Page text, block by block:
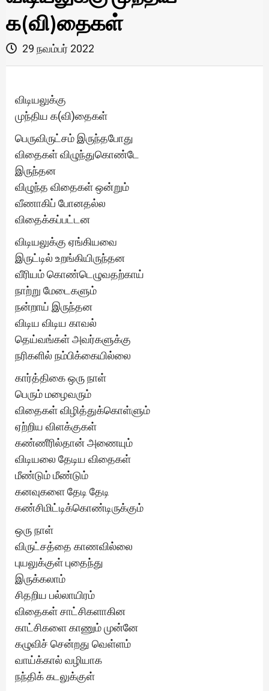
க(வி)தைகள்
29 நவம்பர் 2022
விடியலுக்கு
முந்திய க(வி)தைகள்
பெருவிருட்சம் இருந்தபோது
விதைகள் விழுந்துகொண்டே
இருந்தன
விழுந்த விதைகள் ஒன்றும்
வீணாகிப் போனதல்ல
விதைக்கப்பட்டன
விடியலுக்கு ஏங்கியவை
இருட்டில் உறங்கியிருந்தன
வீரியம் கொண்டெழுவதற்காய்
நாற்று மேடைகளும்
நன்றாய் இருந்தன
விடிய விடிய காவல்
தெய்வங்கள் அவர்களுக்கு
நரிகளில் நம்பிக்கையில்லை
கார்த்திகை ஒரு நாள்
பெரும் மழைவரும்
விதைகள் விழித்துக்கொள்ளும்
ஏற்றிய விளக்குகள்
கண்ணீரில்தான் அணையும்
விடியலை தேடிய விதைகள்
மீண்டும் மீண்டும்
கனவுகளை தேடி தேடி
கண்சிமிட்டிக்கொண்டிருக்கும்
ஒரு நாள்
விருட்சத்தை காணவில்லை
புயலுக்குள் புதைந்து
இருக்கலாம்
சிதறிய பல்லாயிரம்
விதைகள் சாட்சிகளாகின
காட்சிகளை காணும் முன்னே
கழுவிச் சென்றது வெள்ளம்
வாய்க்கால் வழியாக
நந்திக் கடலுக்குள்